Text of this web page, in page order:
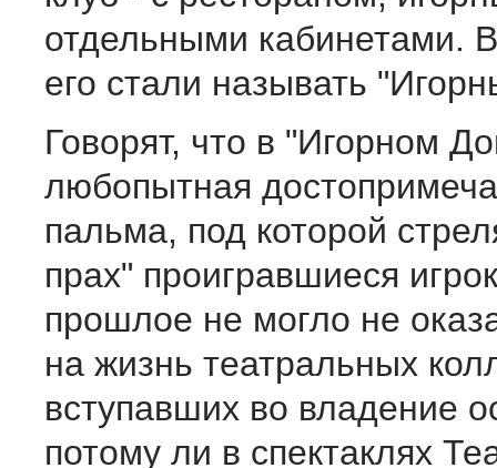
отдельными кабинетами.
его стали называть
Говорят, что в "Игорном
любопытная
пальма, под которой
прах" проигравшиеся
прошлое не могло не
на жизнь театральных
вступавших во владение
потому ли в спектаклях